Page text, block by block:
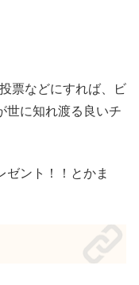
票などにすれば、ビ
世に知れ渡る良いチ
ゼント！！とかま